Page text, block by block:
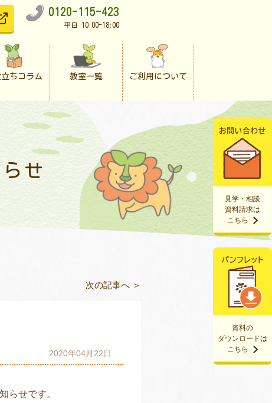
0120-115-423
平日 10:00-18:00
ちコラム 教室一覧 ご利用について
資料の
ダウンロードは
こちら
見学・相談
資料請求は
こちら
せ
次の記事へ ＞
2020年04月22日
らせです。